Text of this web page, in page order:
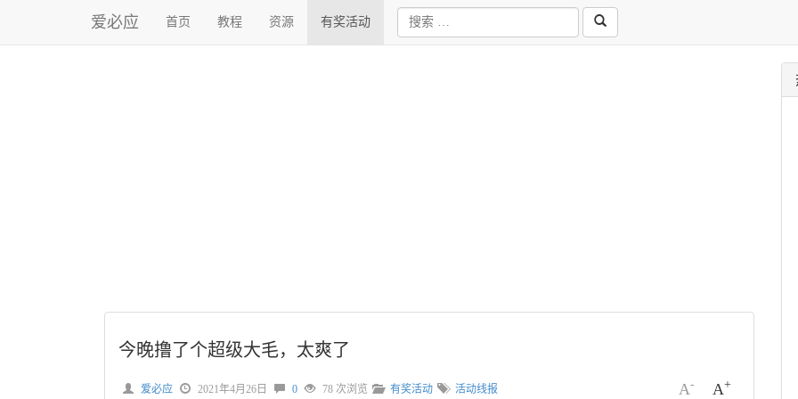
爱必应 首页 教程 资源 有奖活动
今晚撸了个超级大毛，太爽了
A- A+
爱必应 2021年4月26日 0 78 次浏览 有奖活动 活动线报